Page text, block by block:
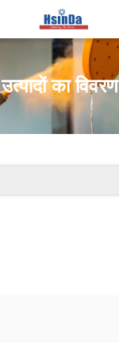
उत्पादों का विवरण